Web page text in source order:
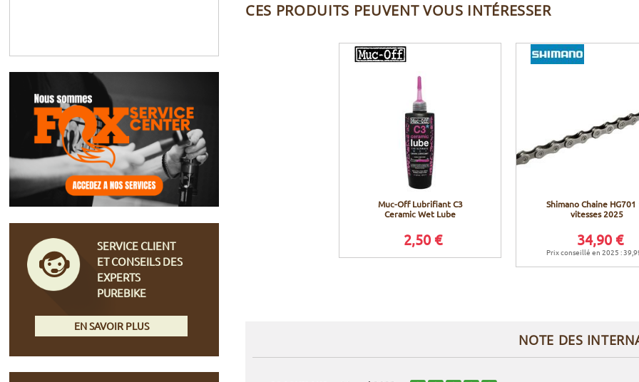
CES PRODUITS PEUVENT VOUS INTÉRESSER
Muc-Off Lubrifiant C3
Ceramic Wet Lube
2,50 €
Shimano Chaine HG701
vitesses 2025
34,90 €
Prix conseillé en 2025 :
NOTE DES
SERVICE CLIENT
ET CONSEILS DES
EXPERTS
PUREBIKE
EN SAVOIR PLUS